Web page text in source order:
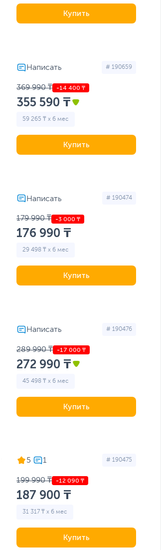
Купить
# 190659
369 990 ₸
355 590 ₸
59 265 ₸ x 6 мес
Купить
# 190474
179 990 ₸
176 990 ₸
29 498 ₸ x 6 мес
Купить
# 190476
289 990 ₸
272 990 ₸
45 498 ₸ x 6 мес
Купить
5 # 190475
199 990 ₸
187 900 ₸
31 317 ₸ x 6 мес
Купить